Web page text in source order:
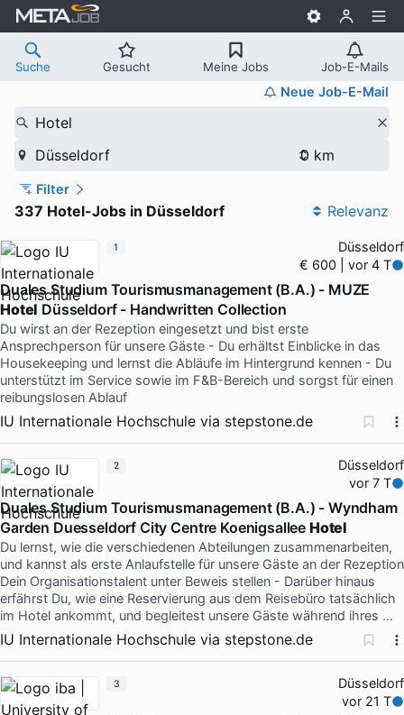
Suche Gesucht Meine Jobs Job-E-Mails
Neue Job-E-Mail
Hotel
Düsseldorf
Filter
337 Hotel-Jobs in Düsseldorf Relevanz
Düsseldorf
€ 600 | vor 4 T
Duales Studium Tourismusmanagement (B.A.) - MUZE
Hotel Düsseldorf - Handwritten Collection
Du wirst an der Rezeption eingesetzt und bist erste
Ansprechperson für unsere Gäste - Du erhältst Einblicke in das
Housekeeping und lernst die Abläufe im Hintergrund kennen - Du
unterstützt im Service sowie im F&B-Bereich und sorgst für einen
reibungslosen Ablauf
IU Internationale Hochschule via stepstone.de
1
Düsseldorf
vor 7 T
Duales Studium Tourismusmanagement (B.A.) - Wyndham
Garden Duesseldorf City Centre Koenigsallee Hotel
Du lernst, wie die verschiedenen Abteilungen zusammenarbeiten,
und kannst als erste Anlaufstelle für unsere Gäste an der Rezeption
Dein Organisationstalent unter Beweis stellen - Darüber hinaus
erfährst Du, wie eine Reservierung aus dem Reisebüro tatsächlich
im Hotel ankommt, und begleitest unsere Gäste während ihres …
IU Internationale Hochschule via stepstone.de
2
Düsseldorf
vor 21 T
3